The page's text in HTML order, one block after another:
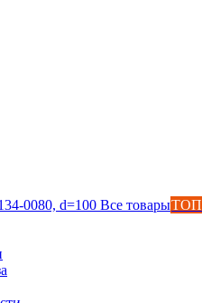
Все товарыТОП